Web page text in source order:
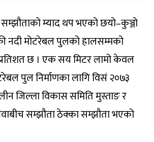
म्याद थप भएको छयो–कुञ्जो
नदी मोटरेबल पुलको हालसम्मको
छ । एक सय मिटर लामो केवल
पुल निर्माणका लागि विसं २०७३
जिल्ला विकास समिति मुस्ताङ र
सम्झौता ठेक्का सम्झौता भएको